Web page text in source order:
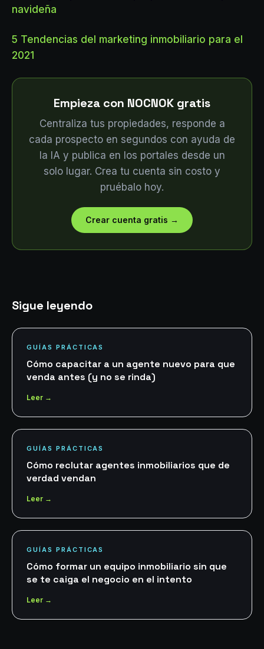
navideña
5 Tendencias del marketing inmobiliario para el
2021
Empieza con NOCNOK gratis
Centraliza tus propiedades, responde a
cada prospecto en segundos con ayuda de
la IA y publica en los portales desde un
solo lugar. Crea tu cuenta sin costo y
pruébalo hoy.
Crear cuenta gratis →
Sigue leyendo
GUÍAS PRÁCTICAS
Cómo capacitar a un agente nuevo para que
venda antes (y no se rinda)
Leer →
GUÍAS PRÁCTICAS
Cómo reclutar agentes inmobiliarios que de
verdad vendan
Leer →
GUÍAS PRÁCTICAS
Cómo formar un equipo inmobiliario sin que
se te caiga el negocio en el intento
Leer →